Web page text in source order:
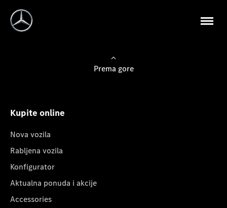
Prema gore
Kupite online
Nova vozila
Rabljena vozila
Konfigurator
Aktualna ponuda i akcije
Accessories